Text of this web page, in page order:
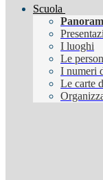
Scuola
I luoghi
Le
I numeri
Le carte